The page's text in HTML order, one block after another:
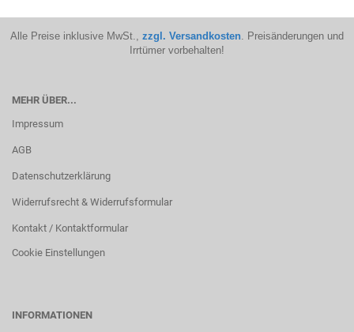
Alle Preise inklusive MwSt., zzgl. Versandkosten. Preisänderungen und
Irrtümer vorbehalten!
MEHR ÜBER...
Impressum
AGB
Datenschutzerklärung
Widerrufsrecht & Widerrufsformular
Kontakt / Kontaktformular
Cookie Einstellungen
INFORMATIONEN